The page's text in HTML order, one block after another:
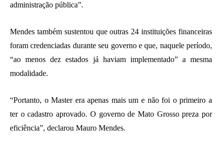
administração pública”.
Mendes também sustentou que outras 24 instituições financeiras
foram credenciadas durante seu governo e que, naquele período,
“ao menos dez estados já haviam implementado” a mesma
modalidade.
“Portanto, o Master era apenas mais um e não foi o primeiro a
ter o cadastro aprovado. O governo de Mato Grosso preza por
eficiência”, declarou Mauro Mendes.